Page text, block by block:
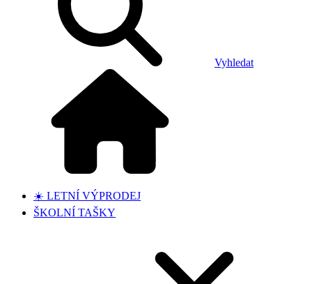
Vyhledat
☀️ LETNÍ VÝPRODEJ
ŠKOLNÍ TAŠKY